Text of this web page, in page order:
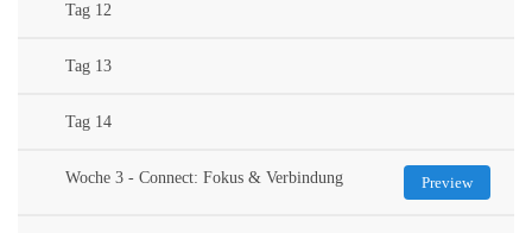
Tag 12
Tag 13
Tag 14
Woche 3 - Connect: Fokus & Verbindung Preview